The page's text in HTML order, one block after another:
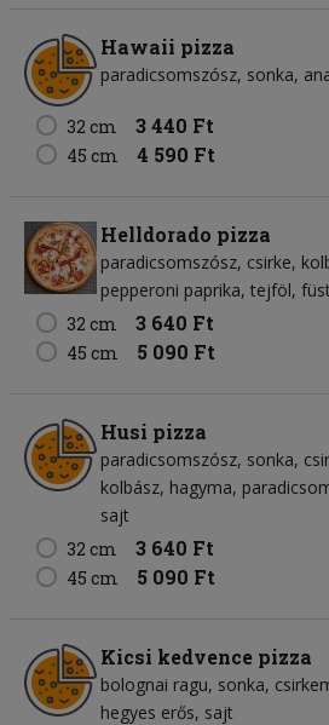
Hawaii pizza
paradicsomszósz sonka
32 cm 3 440 Ft
45 cm 4 590 Ft
Helldorado pizza
paradicsomszósz csirke
pepperoni paprika tejföl
32 cm
3 640 Ft
45 cm 5 090 Ft
Husi pizza
paradicsomszósz sonka
kolbász hagyma
sajt
32 cm
3 640 Ft
45 cm 5 090 Ft
Kicsi kedvence pizza
bolognai ragu sonka
hegyes erős sajt